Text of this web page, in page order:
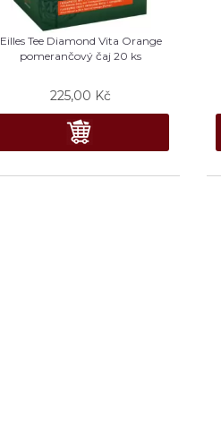
Eilles Tee Diamond Vita Orange
pomerančový čaj 20 ks
225,00 Kč